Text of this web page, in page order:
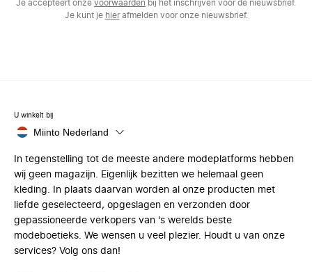
Je accepteert onze voorwaarden bij het inschrijven voor de nieuwsbrief.
Je kunt je hierafmelden voor onze nieuwsbrief.
U winkelt bij
Miinto Nederland
In tegenstelling tot de meeste andere modeplatforms hebben
wij geen magazijn. Eigenlijk bezitten we helemaal geen
kleding. In plaats daarvan worden al onze producten met
liefde geselecteerd, opgeslagen en verzonden door
gepassioneerde verkopers van 's werelds beste
modeboetieks. We wensen u veel plezier. Houdt u van onze
services? Volg ons dan!